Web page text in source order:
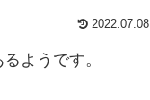
2022.07.08
ようです。